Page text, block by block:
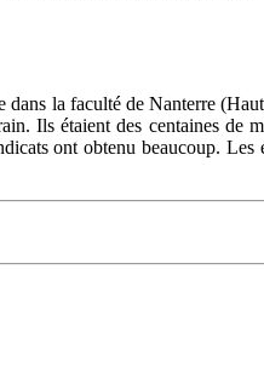
la faculté de Nanterre
Ils étaient des centaines de
ont obtenu beaucoup.